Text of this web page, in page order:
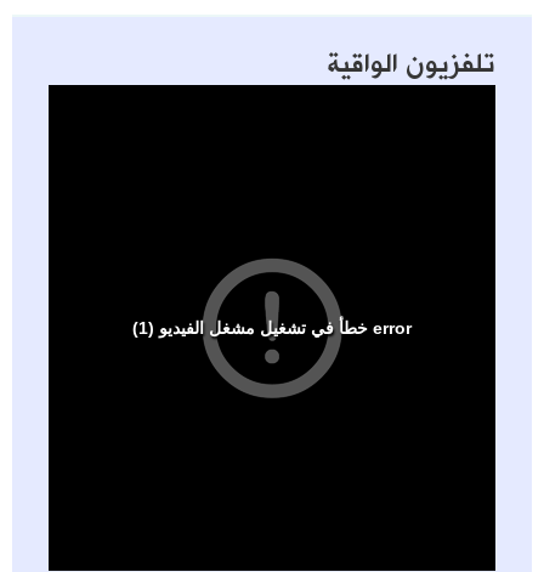
تلفزيون الواقية